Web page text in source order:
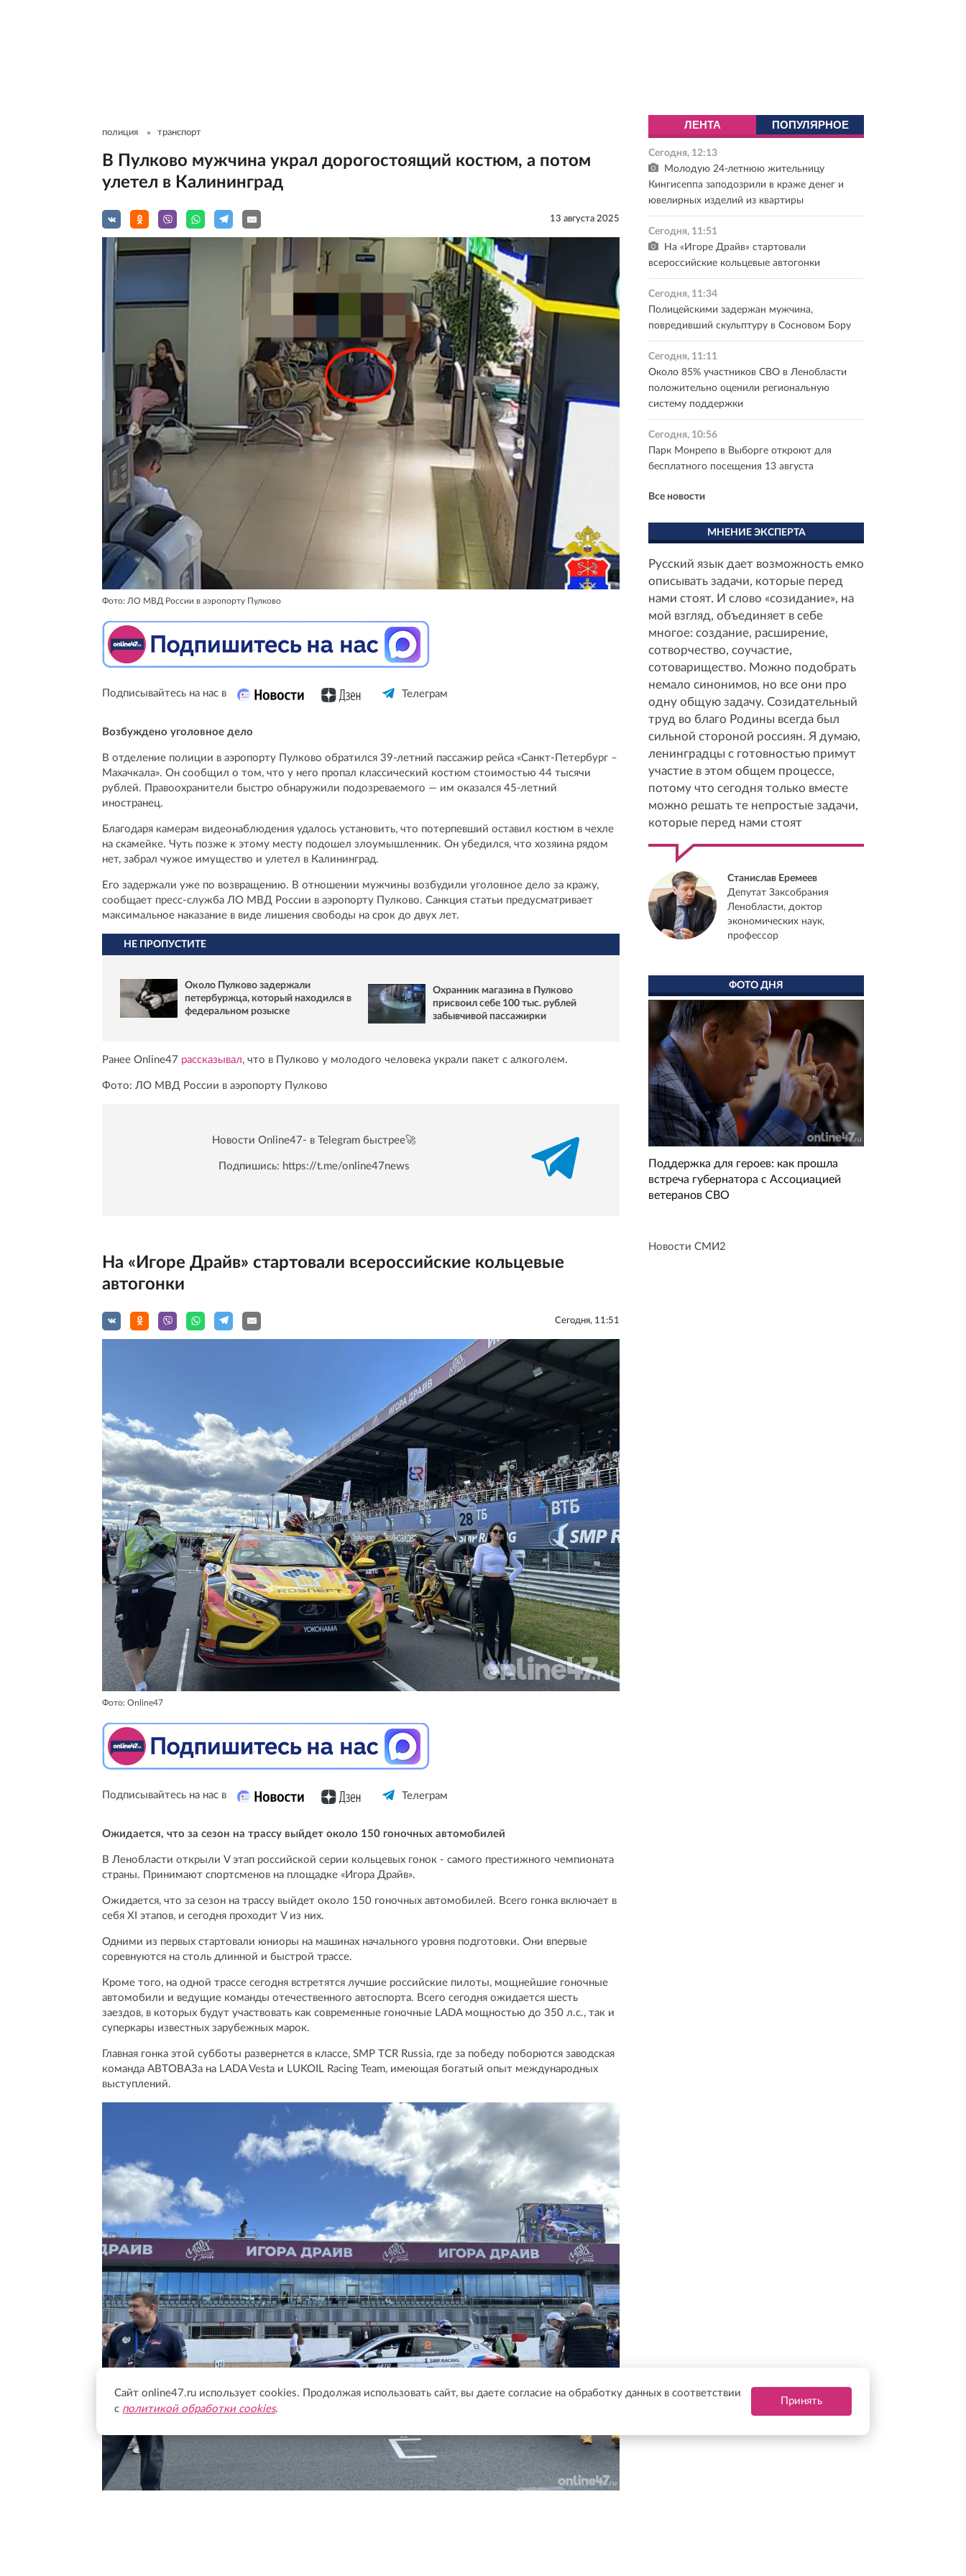
полиция транспорт
В Пулково мужчина украл дорогостоящий костюм, а потом
улетел в Калининград
13 августа 2025
Фото: ЛО МВД России в аэропорту Пулково
Подписывайтесь на нас в Телеграм
Возбуждено уголовное дело
В отделение полиции в аэропорту Пулково обратился 39-летний пассажир рейса «Санкт-Петербург –
Махачкала». Он сообщил о том, что у него пропал классический костюм стоимостью 44 тысячи
рублей. Правоохранители быстро обнаружили подозреваемого — им оказался 45-летний
иностранец.
Благодаря камерам видеонаблюдения удалось установить, что потерпевший оставил костюм в чехле
на скамейке. Чуть позже к этому месту подошел злоумышленник. Он убедился, что хозяина рядом
нет, забрал чужое имущество и улетел в Калининград.
Его задержали уже по возвращению. В отношении мужчины возбудили уголовное дело за кражу,
сообщает пресс-служба ЛО МВД России в аэропорту Пулково. Санкция статьи предусматривает
максимальное наказание в виде лишения свободы на срок до двух лет.
НЕ ПРОПУСТИТЕ
Около Пулково задержали
петербуржца, который находился в
федеральном розыске
Охранник магазина в Пулково
присвоил себе 100 тыс. рублей
забывчивой пассажирки
Ранее Online47 рассказывал, что в Пулково у молодого человека украли пакет с алкоголем.
Фото: ЛО МВД России в аэропорту Пулково
Новости Online47- в Telegram быстрее🚀
Подпишись: https://t.me/online47news
На «Игоре Драйв» стартовали всероссийские кольцевые
автогонки
Сегодня, 11:51
Фото: Online47
Подписывайтесь на нас в Телеграм
Ожидается, что за сезон на трассу выйдет около 150 гоночных автомобилей
В Ленобласти открыли V этап российской серии кольцевых гонок - самого престижного чемпионата
страны. Принимают спортсменов на площадке «Игора Драйв».
Ожидается, что за сезон на трассу выйдет около 150 гоночных автомобилей. Всего гонка включает в
себя XI этапов, и сегодня проходит V из них.
Одними из первых стартовали юниоры на машинах начального уровня подготовки. Они впервые
соревнуются на столь длинной и быстрой трассе.
Кроме того, на одной трассе сегодня встретятся лучшие российские пилоты, мощнейшие гоночные
автомобили и ведущие команды отечественного автоспорта. Всего сегодня ожидается шесть
заездов, в которых будут участвовать как современные гоночные LADA мощностью до 350 л.с., так и
суперкары известных зарубежных марок.
Главная гонка этой субботы развернется в классе, SMP TCR Russia, где за победу поборются заводская
команда АВТОВАЗа на LADA Vesta и LUKOIL Racing Team, имеющая богатый опыт международных
выступлений.
ЛЕНТА ПОПУЛЯРНОЕ
Сегодня, 12:13
Молодую 24-летнюю жительницу
Кингисеппа заподозрили в краже денег и
ювелирных изделий из квартиры
Сегодня, 11:51
На «Игоре Драйв» стартовали
всероссийские кольцевые автогонки
Сегодня, 11:34
Полицейскими задержан мужчина,
повредивший скульптуру в Сосновом Бору
Сегодня, 11:11
Около 85% участников СВО в Ленобласти
положительно оценили региональную
систему поддержки
Сегодня, 10:56
Парк Монрепо в Выборге откроют для
бесплатного посещения 13 августа
Все новости
МНЕНИЕ ЭКСПЕРТА
Русский язык дает возможность емко
описывать задачи, которые перед
нами стоят. И слово «созидание», на
мой взгляд, объединяет в себе
многое: создание, расширение,
сотворчество, соучастие,
сотоварищество. Можно подобрать
немало синонимов, но все они про
одну общую задачу. Созидательный
труд во благо Родины всегда был
сильной стороной россиян. Я думаю,
ленинградцы с готовностью примут
участие в этом общем процессе,
потому что сегодня только вместе
можно решать те непростые задачи,
которые перед нами стоят
Станислав Еремеев
Депутат Заксобрания
Ленобласти, доктор
экономических наук,
профессор
ФОТО ДНЯ
Поддержка для героев: как прошла
встреча губернатора с Ассоциацией
ветеранов СВО
Новости СМИ2
Сайт online47.ru использует cookies. Продолжая использовать сайт, вы даете согласие на обработку данных в соответствии
с политикой обработки cookies.
Принять